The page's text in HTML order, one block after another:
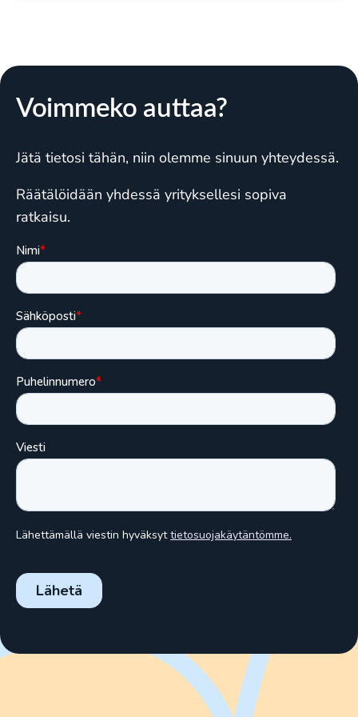
Voimmeko auttaa?
Jätä tietosi tähän, niin olemme sinuun yhteydessä.
Räätälöidään yhdessä yrityksellesi sopiva
ratkaisu.